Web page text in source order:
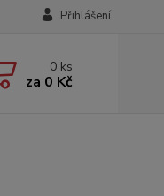
Přihlášení
0 ks
za 0 Kč